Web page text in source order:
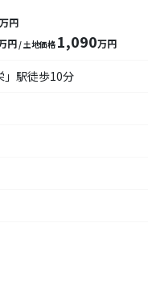
万円
円/ 土地価格 1,090万円
」駅徒歩10分